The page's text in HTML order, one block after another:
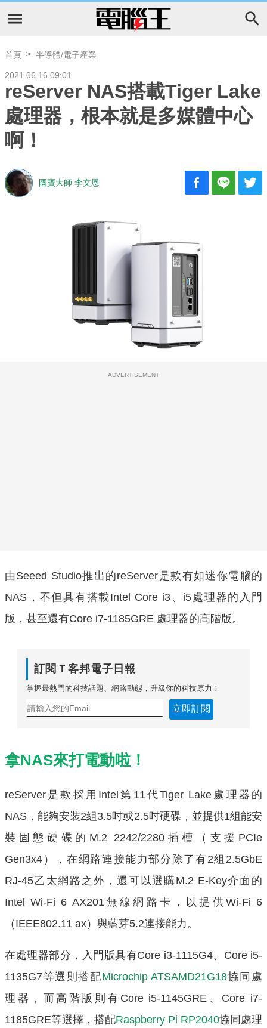
首頁 半導體/電子產業
2021.06.16 09:01
reServer NAS搭載Tiger Lake
處理器，根本就是多媒體中心
啊！
國寶大師 李文恩
ADVERTISEMENT
由Seeed Studio推出的reServer是款有如迷你電腦的
NAS，不但具有搭載Intel Core i3、i5處理器的入門
版，甚至還有Core i7-1185GRE 處理器的高階版。
訂閱Ｔ客邦電子日報
掌握最熱門的科技話題、網路動態，升級你的科技原力！
立即訂閱
拿NAS來打電動啦！
reServer是款採用Intel第11代Tiger Lake處理器的
NAS，能夠安裝2組3.5吋或2.5吋硬碟，並提供1組能安
裝固態硬碟的M.2 2242/2280插槽（支援PCIe
Gen3x4），在網路連接能力部分除了有2組2.5GbE
RJ-45乙太網路之外，還可以選購M.2 E-Key介面的
Intel Wi-Fi 6 AX201無線網路卡，以提供Wi-Fi 6
（IEEE802.11 ax）與藍芽5.2連接能力。
在處理器部分，入門版具有Core i3-1115G4、Core i5-
1135G7等選則搭配Microchip ATSAMD21G18協同處
理器，而高階版則有Core i5-1145GRE、Core i7-
1185GRE等選擇，搭配Raspberry Pi RP2040協同處理